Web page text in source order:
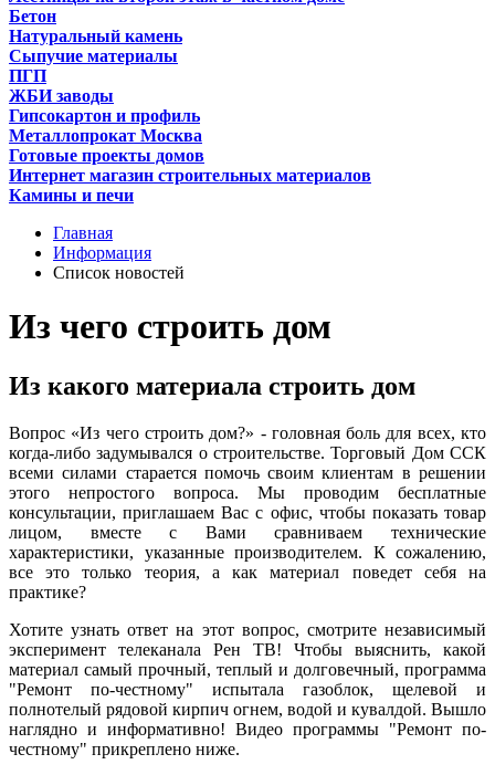
Бетон
Натуральный камень
Сыпучие материалы
ПГП
ЖБИ заводы
Гипсокартон и профиль
Металлопрокат Москва
Готовые проекты домов
Интернет магазин строительных материалов
Камины и печи
Главная
Информация
Список новостей
Из чего строить дом
Из какого материала строить дом
Вопрос «Из чего строить дом?» - головная боль для всех, кто
когда-либо задумывался о строительстве. Торговый Дом ССК
всеми силами старается помочь своим клиентам в решении
этого непростого вопроса. Мы проводим бесплатные
консультации, приглашаем Вас с офис, чтобы показать товар
лицом, вместе с Вами сравниваем технические
характеристики, указанные производителем. К сожалению,
все это только теория, а как материал поведет себя на
практике?
Хотите узнать ответ на этот вопрос, смотрите независимый
эксперимент телеканала Рен ТВ! Чтобы выяснить, какой
материал самый прочный, теплый и долговечный, программа
"Ремонт по-честному" испытала газоблок, щелевой и
полнотелый рядовой кирпич огнем, водой и кувалдой. Вышло
наглядно и информативно! Видео программы "Ремонт по-
честному" прикреплено ниже.